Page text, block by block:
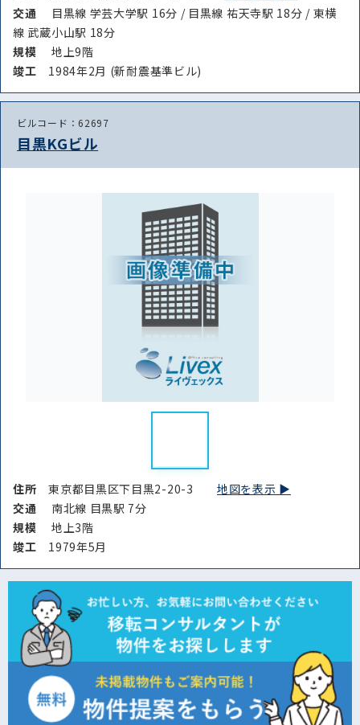
路線・駅
条件を絞り込む
交通
目黒線 学芸大学駅 16分 / 目黒線 祐天寺駅 18分 / 東横
線 武蔵小山駅 18分
規模
地上9階
竣⼯ 1984年2月 (新耐震基準ビル)
ビルコード：62697
目黒KGビル
住所東京都目黒区下目黒2-20-3地図を表示 ▶︎
交通
南北線 目黒駅 7分
規模
地上3階
竣⼯ 1979年5月